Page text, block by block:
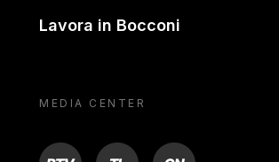
Lavora in Bocconi
MEDIA CENTER
BTV TL ON